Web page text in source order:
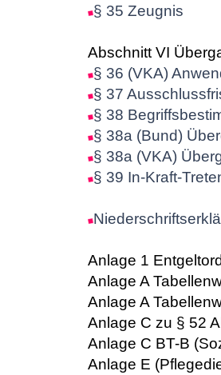
§ 35 Zeugnis
Abschnitt VI
§ 36 (VKA)
§ 37
§ 38
§ 38a (Bund)
§ 38a (VKA)
§ 39 In-Kraft-
Anlage 1
Anlage A
Anlage A
Anlage C zu § 52
Anlage C BT-B
Anlage E